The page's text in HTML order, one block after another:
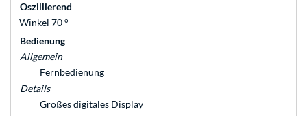
Oszillierend
Winkel 70 °
Bedienung
Allgemein
Fernbedienung
Details
Großes digitales Display